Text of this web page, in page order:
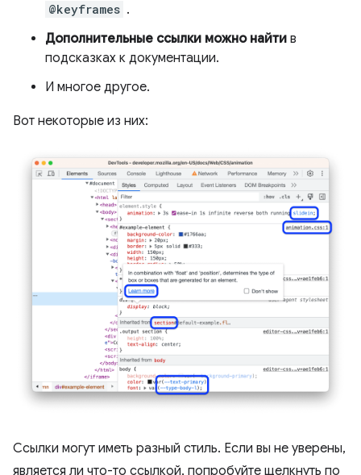
@keyframes .
Дополнительные ссылки можно найти в
подсказках к документации.
И многое другое.
Вот некоторые из них:
Ссылки могут иметь разный стиль. Если вы не уверены,
является ли что-то ссылкой, попробуйте щелкнуть по